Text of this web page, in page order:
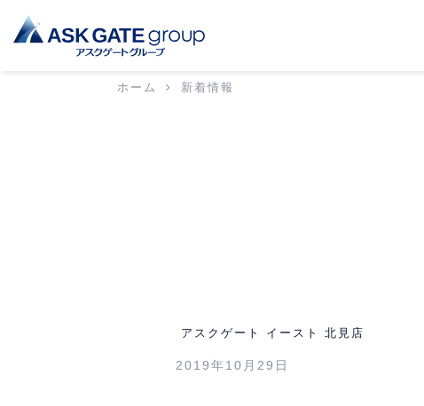
ホーム 新着情報
アスクゲート イースト 北見店
2019年10月29日